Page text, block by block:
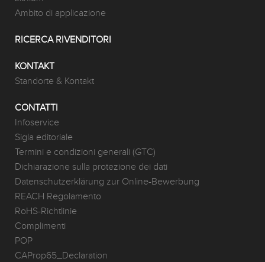
Ambito di applicazione
RICERCA RIVENDITORI
KONTAKT
Standorte & Kontakt
CONTATTI
Infoservice
Sigla editoriale
Termini e condizioni generali (GTC)
Dichiarazione sulla protezione dei dati
Datenschutzerklärung zur Online-Bewerbung
REACH Regolamento
RoHS-Richtlinie
Complimenti
POP
CAProp65_Declaration